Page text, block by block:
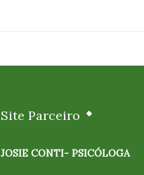
Site Parceiro
JOSIE CONTI- PSICÓLOGA